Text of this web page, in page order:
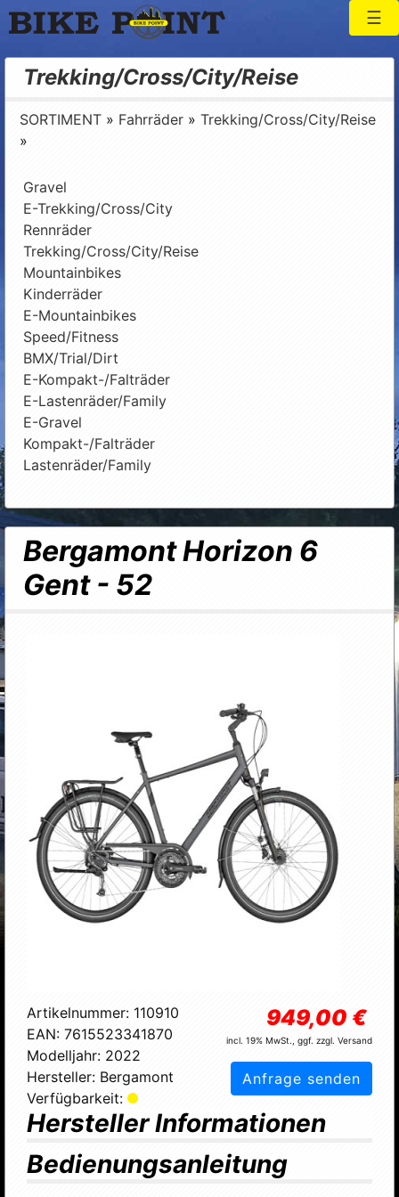
Bike Point
Trekking/Cross/City/Reise
SORTIMENT » Fahrräder » Trekking/Cross/City/Reise
»
Gravel
E-Trekking/Cross/City
Rennräder
Trekking/Cross/City/Reise
Mountainbikes
Kinderräder
E-Mountainbikes
Speed/Fitness
BMX/Trial/Dirt
E-Kompakt-/Falträder
E-Lastenräder/Family
E-Gravel
Kompakt-/Falträder
Lastenräder/Family
Bergamont Horizon 6
Gent - 52
Artikelnummer: 110910
EAN: 7615523341870
Modelljahr: 2022
Hersteller: Bergamont
Verfügbarkeit:
949,00 €
incl. 19% MwSt., ggf. zzgl. Versand
Anfrage senden
Hersteller Informationen
Bedienungsanleitung